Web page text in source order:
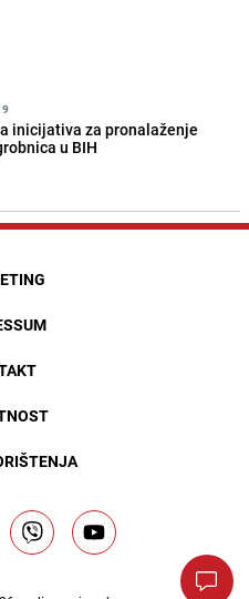
inicijativa za pronalaženje
u BIH